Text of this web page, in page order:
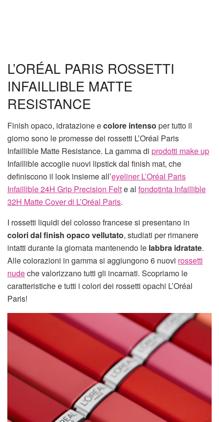
L’ORÉAL PARIS ROSSETTI
INFAILLIBLE MATTE
RESISTANCE
Finish opaco, idratazione ecolore intenso per tutto il
giorno sono le promesse dei rossetti L’Oréal Paris
Infaillible Matte Resistance. La gamma di prodotti make up
Infaillible accoglie nuovi lipstick dal finish mat, che
definiscono il look insieme all’eyeliner L’Oréal Paris
Infaillible 24H Grip Precision Felte al fondotinta Infaillible
32H Matte Cover di L’Oréal Paris.
I rossetti liquidi del colosso francese si presentano in
colori dal finish opaco vellutato, studiati per rimanere
intatti durante la giornata mantenendo le labbra idratate.
Alle colorazioni in gamma si aggiungono 6 nuovi rossetti
nudeche valorizzano tutti gli incarnati. Scopriamo le
caratteristiche e tutti i colori dei rossetti opachi L’Oréal
Paris!